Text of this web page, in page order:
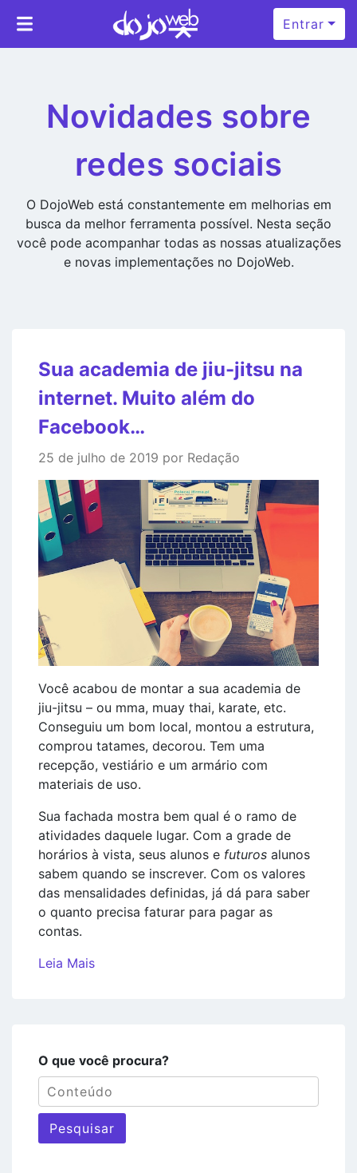
Entrar
Novidades sobre
redes sociais
O DojoWeb está constantemente em melhorias em
busca da melhor ferramenta possível. Nesta seção
você pode acompanhar todas as nossas atualizações
e novas implementações no DojoWeb.
Sua academia de jiu-jitsu na
internet. Muito além do
Facebook…
25 de julho de 2019 por Redação
Você acabou de montar a sua academia de
jiu-jitsu – ou mma, muay thai, karate, etc.
Conseguiu um bom local, montou a estrutura,
comprou tatames, decorou. Tem uma
recepção, vestiário e um armário com
materiais de uso.
Sua fachada mostra bem qual é o ramo de
atividades daquele lugar. Com a grade de
horários à vista, seus alunos e futuros alunos
sabem quando se inscrever. Com os valores
das mensalidades definidas, já dá para saber
o quanto precisa faturar para pagar as
contas.
Leia Mais
O que você procura?
Pesquisar